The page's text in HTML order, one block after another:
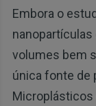
Embora o
nanopartículas
volumes bem
única fonte de
Microplásticos